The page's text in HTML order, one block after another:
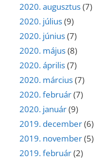
2020. augusztus(7)
2020. július(9)
2020. június(7)
2020. május(8)
2020. április(7)
2020. március(7)
2020. február(7)
2020. január(9)
2019. december(6)
2019. november(5)
2019. február(2)